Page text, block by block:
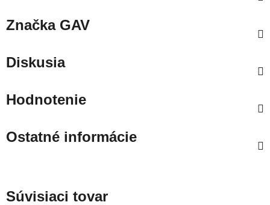
ZnačkaGAV
Diskusia
Hodnotenie
Ostatné informácie
Súvisiaci tovar